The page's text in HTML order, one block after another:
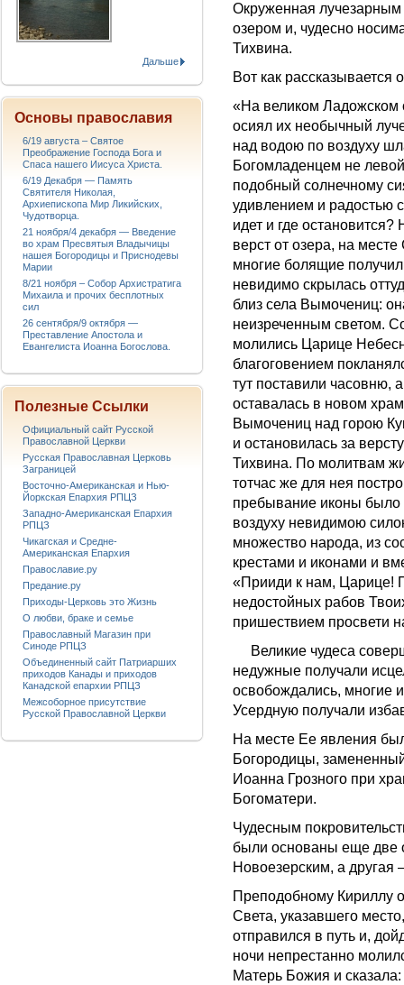
Окруженная
озером и, чудесно
Тихвина.
Вот как рассказывается
«На великом Ладожском
осиял их необычный
над водою по воздуху
Богомладенцем не
подобный солнечному
удивлением и радостью
идет и где
верст от озера, на
многие болящие
невидимо скрылась
близ села Вымочениц:
неизреченным светом.
молились Царице
благоговением
тут поставили часовню,
оставалась в новом
Вымочениц над горою
и остановилась за
Тихвина. По молитвам
тотчас же для нея
пребывание иконы было
воздуху невидимою
множество народа, из
крестами и иконами и
«Прииди к нам, Царице!
недостойных рабов
пришествием просвети
Великие чудеса
недужные получали
освобождались, многие
Усердную получали
На месте Ее явления
Богородицы,
Иоанна Грозного при
Богоматери.
Чудесным
были основаны еще две
Новоезерским, а
Преподобному Кириллу
Света, указавшего
отправился в путь и,
ночи непрестанно
Матерь Божия и сказала:
Дальше
Основы православия
6/19 августа – Святое
Преображение Господа Бога и
Спаса нашего Иисуса Христа.
6/19 Декабря — Память
Святителя Николая,
Архиепископа Мир Ликийских,
Чудотворца.
21 ноября/4 декабря — Введение
во храм Пресвятыя Владычицы
нашея Богородицы и Приснодевы
Марии
8/21 ноября – Собор Архистратига
Михаила и прочих бесплотных
сил
26 сентября/9 октября —
Преставление Апостола и
Евангелиста Иоанна Богослова.
Полезные Ссылки
Официальный сайт Русской
Православной Церкви
Русская Православная Церковь
Заграницей
Восточно-Американская и Нью-
Йоркская Епархия РПЦЗ
Западно-Американская Епархия
РПЦЗ
Чикагская и Средне-
Американская Епархия
Православие.ру
Предание.ру
Приходы-Церковь это Жизнь
О любви, браке и семье
Православный Магазин при
Синоде РПЦЗ
Объединенный сайт Патриарших
приходов Канады и приходов
Канадской епархии РПЦЗ
Межсоборное присутствие
Русской Православной Церкви